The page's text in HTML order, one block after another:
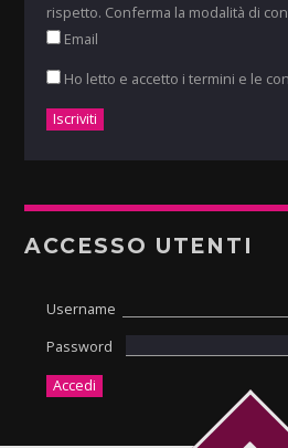
rispetto. Conferma la modalità di
Email
Ho letto e accetto i termini e le
ACCESSO UTENTI
Username
Password